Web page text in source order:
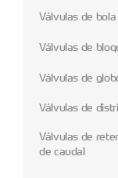
Válvulas de bola
Válvulas de
Válvulas de
Válvulas de
Válvulas de
de caudal